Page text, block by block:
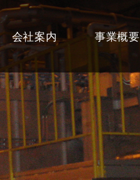
会社案内 事業概要